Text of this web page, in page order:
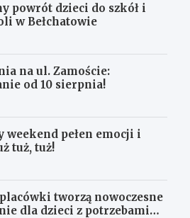
powrót dzieci do szkół i
w Bełchatowie
na ul. Zamoście:
od 10 sierpnia!
weekend pełen emocji i
tuż, tuż!
tworzą nowoczesne
dla dzieci z potrzebami